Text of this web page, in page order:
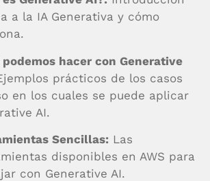
a la IA Generativa y cómo
podemos hacer con Generative
prácticos de los casos
en los cuales se puede aplicar
AI.
Sencillas: Las
disponibles en AWS para
con Generative AI.